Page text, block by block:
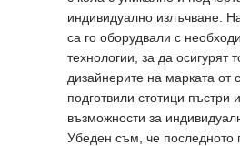
индивидуално излъчване.
са го оборудвали с
технологии, за да осигурят
дизайнерите на марката от
подготвили стотици пъстри
възможности за
Убеден съм, че последното